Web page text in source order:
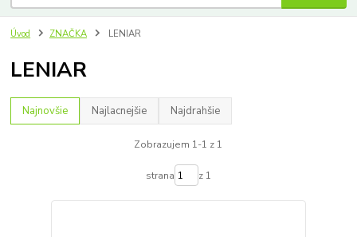
Úvod ZNAČKA LENIAR
LENIAR
Najnovšie Najlacnejšie Najdrahšie
Zobrazujem 1-1 z 1
strana z 1